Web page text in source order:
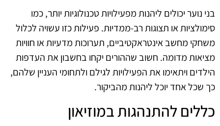
בני נוער יכולים ליהנות מפעילויות טכנולוגיות יותר, כמו
סימולציות או תצוגות רב-ממדיות. פעילות כזו עשויה לכלול
משחקי מחשב אינטראקטיביים, תערוכות מדעיות או חוויות
מציאות מדומה. חשוב שההורים יקחו בחשבון את העדפות
הילדים ויתאימו את הפעילויות לגילם ולתחומי העניין שלהם,
כך שכל אחד יוכל ליהנות מהביקור.
כללים להתנהגות במוזיאון